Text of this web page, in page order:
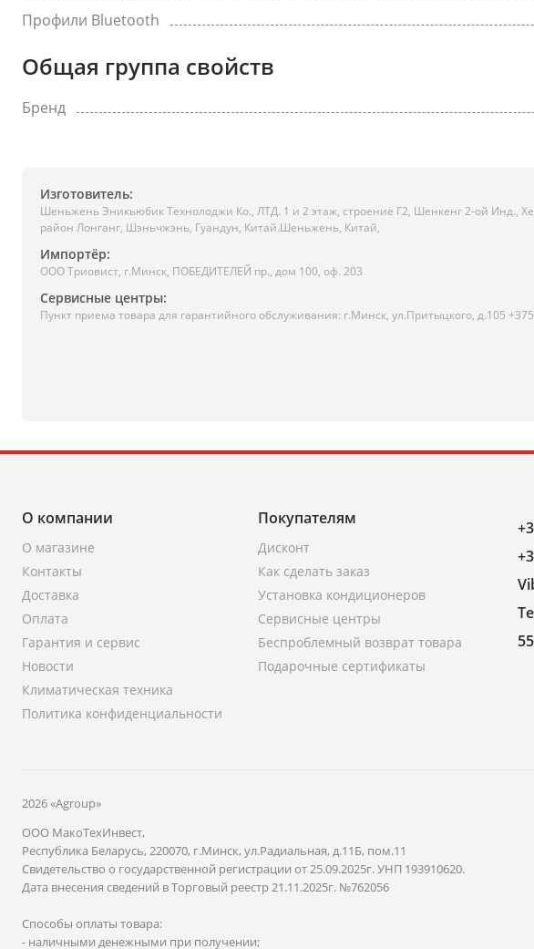
Профили Bluetooth
Общая группа свойств
Бренд
Изготовитель:
Шеньжень Эникьюбик Технолоджи Ко., ЛТД. 1 и 2 этаж, строение Г2, Шенкенг 2-ой Инд.,
район Лонганг, Шэньчжэнь, Гуандун, Китай.Шеньжень, Китай,
Импортёр:
ООО Триовист, г.Минск, ПОБЕДИТЕЛЕЙ пр., дом 100, оф. 203
Сервисные центры:
Пункт приема товара для гарантийного обслуживания: г.Минск, ул.Притыцкого, д.105
О компании
О магазине
Контакты
Доставка
Оплата
Гарантия и сервис
Новости
Климатическая техника
Политика конфиденциальности
Покупателям
Дисконт
Как сделать заказ
Установка кондиционеров
Сервисные центры
Беспроблемный возврат товара
Подарочные сертификаты
2026 «Agroup»
ООО МакоТехИнвест,
Республика Беларусь, 220070, г.Минск, ул.Радиальная, д.11Б, пом.11
Свидетельство о государственной регистрации от 25.09.2025г. УНП 193910620.
Дата внесения сведений в Торговый реестр 21.11.2025г. №762056
Способы оплаты товара:
- наличными денежными при получении;